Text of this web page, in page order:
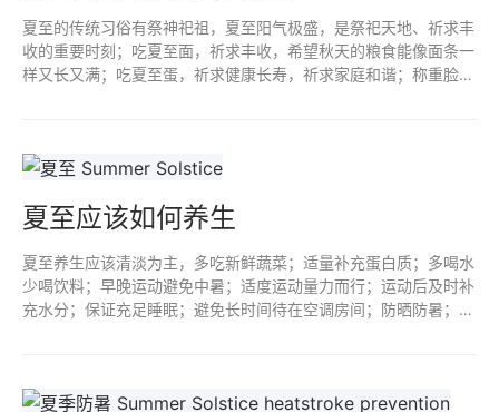
夏至的传统习俗有祭神祀祖，夏至阳气极盛，是祭祀天地、祈求丰
收的重要时刻；吃夏至面，祈求丰收，希望秋天的粮食能像面条一
样又长又满；吃夏至蛋，祈求健康长寿，祈求家庭和谐；称重脸肥
夏至应该如何养生
夏至养生应该清淡为主，多吃新鲜蔬菜；适量补充蛋白质；多喝水
少喝饮料；早晚运动避免中暑；适度运动量力而行；运动后及时补
充水分；保证充足睡眠；避免长时间待在空调房间；防晒防暑；保